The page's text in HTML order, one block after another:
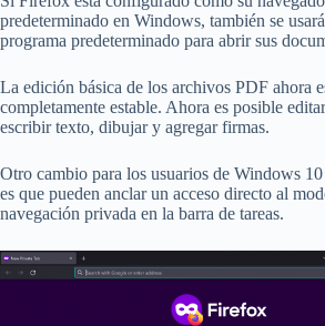
predeterminado en Windows, también se
programa predeterminado para abrir sus
La edición básica de los archivos PDF ahora
completamente estable. Ahora es posible
escribir texto, dibujar y agregar firmas.
Otro cambio para los usuarios de Windows
es que pueden anclar un acceso directo al
navegación privada en la barra de tareas.